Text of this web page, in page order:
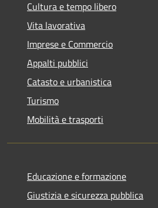
Cultura e tempo libero
Vita lavorativa
Imprese e Commercio
Appalti pubblici
Catasto e urbanistica
Turismo
Mobilità e trasporti
Educazione e formazione
Giustizia e sicurezza pubblica